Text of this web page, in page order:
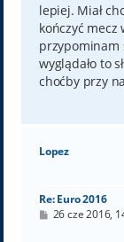
lepiej. Miał
kończyć
przypominam
wyglądało to
choćby przy
Lopez
Re: Euro 2016
P26 cze 2016,